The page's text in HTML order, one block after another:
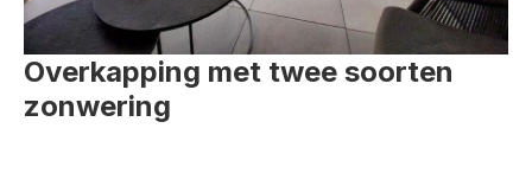
Overkapping met twee soorten
zonwering